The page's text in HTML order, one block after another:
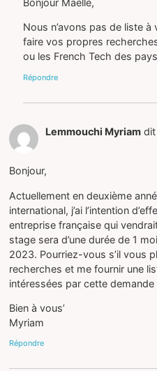
Bonjour Maëlle,
Nous n’avons pas de liste
faire vos propres
ou les French Tech des
Répondre
Lemmouchi Myriam dit
Bonjour,
Actuellement en deuxième
international, j’ai l’intention
entreprise française qui
stage sera d’une durée de 1
2023. Pourriez-vous s’il vous
recherches et me fournir une
intéressées par cette demande
Bien à vous’
Myriam
Répondre